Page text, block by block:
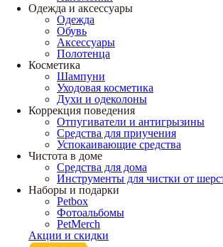
Одежда и аксессуары
Одежда
Обувь
Аксессуары
Полотенца
Косметика
Шампуни
Уходовая косметика
Духи и одеколоны
Коррекция поведения
Отпугиватели и антигрызины
Средства для приучения
Успокаивающие средства
Чистота в доме
Средства для дома
Инструменты для чистки от
Наборы и подарки
Petbox
Фотоальбомы
PetMerch
Акции и скидки